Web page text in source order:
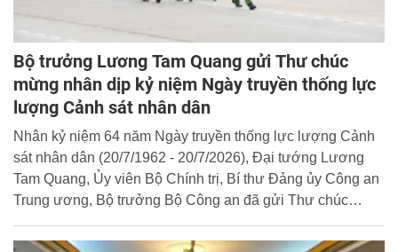
Bộ trưởng Lương Tam Quang gửi Thư chúc
mừng nhân dịp kỷ niệm Ngày truyền thống lực
lượng Cảnh sát nhân dân
Nhân kỷ niệm 64 năm Ngày truyền thống lực lượng Cảnh
sát nhân dân (20/7/1962 - 20/7/2026), Đại tướng Lương
Tam Quang, Ủy viên Bộ Chính trị, Bí thư Đảng ủy Công an
Trung ương, Bộ trưởng Bộ Công an đã gửi Thư chúc
nhân dân. Cổng Thông tin điện tử Học viện trân trọng giới